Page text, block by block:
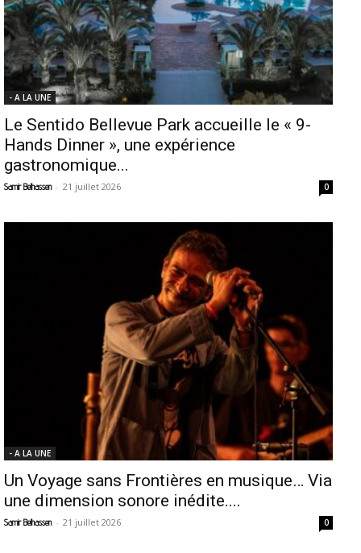
- A LA UNE
Le Sentido Bellevue Park accueille le « 9-
Hands Dinner », une expérience
gastronomique...
Samir Belhassen - 21 juillet 2026 0
- A LA UNE
Un Voyage sans Frontières en musique… Via
une dimension sonore inédite....
Samir Belhassen - 21 juillet 2026 0